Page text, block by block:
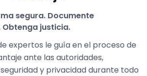
segura. Documente
justicia.
expertos le guía en el proceso de
ante las autoridades,
y privacidad durante todo